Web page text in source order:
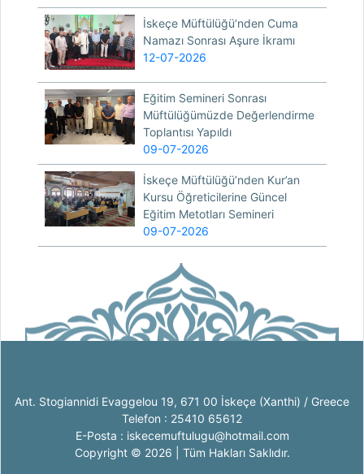
İskeçe Müftülüğü’nden Cuma
Namazı Sonrası Aşure İkramı
12-07-2026
Eğitim Semineri Sonrası
Müftülüğümüzde Değerlendirme
Toplantısı Yapıldı
09-07-2026
İskeçe Müftülüğü’nden Kur’an
Kursu Öğreticilerine Güncel
Eğitim Metotları Semineri
09-07-2026
Ant. Stogiannidi Evaggelou 19, 671 00 İskeçe (Xanthi) / Greece
Telefon : 25410 65612
E-Posta : iskecemuftulugu@hotmail.com
Copyright © 2026 | Tüm Hakları Saklıdır.